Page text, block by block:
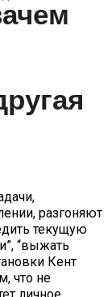
разгоняют
текущую
“выжать
Кент
что не